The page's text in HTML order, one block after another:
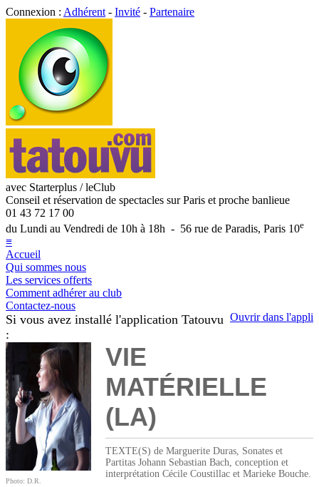
Connexion : Adhérent - Invité - Partenaire
avec Starterplus / leClub
Conseil et réservation de spectacles sur Paris et proche banlieue
01 43 72 17 00
du Lundi au Vendredi de 10h à 18h - 56 rue de Paradis, Paris 10e
≡
Accueil
Qui sommes nous
Les services offerts
Comment adhérer au club
Contactez-nous
Ouvrir dans l'appli
Si vous avez installé l'application Tatouvu
:
Photo: D.R.
VIE
MATÉRIELLE
(LA)
TEXTE(S) de Marguerite Duras, Sonates et
Partitas Johann Sebastian Bach, conception et
interprétation Cécile Coustillac et Marieke Bouche.